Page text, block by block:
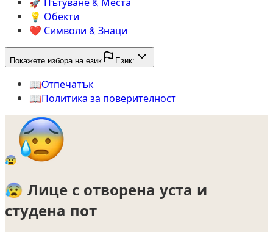
💡️ Обекти
❤️ Символи & Знаци
Покажете избора на език Език:
📖️Oтпечатък
📖️Политика за поверителност
😰
😰 Лице с отворена уста и
студена пот